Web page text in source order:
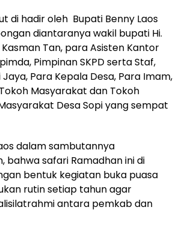
di hadir oleh Bupati Benny Laos
diantaranya wakil bupati Hi.
Tan, para Asisten Kantor
Pimpinan SKPD serta Staf,
Para Kepala Desa, Para Imam,
Masyarakat dan Tokoh
Desa Sopi yang sempat
dalam sambutannya
bahwa safari Ramadhan ini di
bentuk kegiatan buka puasa
rutin setiap tahun agar
antara pemkab dan